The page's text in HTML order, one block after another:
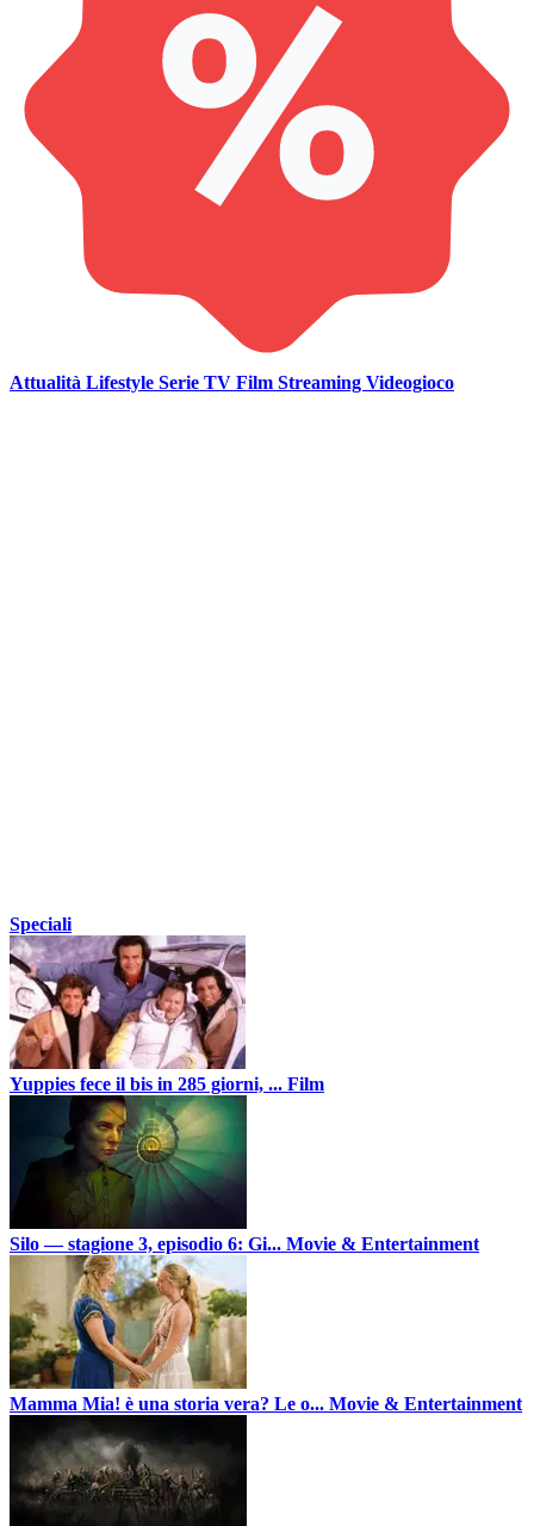
Attualità Lifestyle Serie TV Film Streaming Videogioco
Speciali
Yuppies fece il bis in 285 giorni, ... Film
Silo — stagione 3, episodio 6: Gi... Movie & Entertainment
Mamma Mia! è una storia vera? Le o... Movie & Entertainment